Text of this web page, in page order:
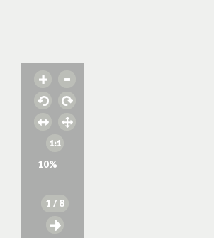
10%
1 / 8